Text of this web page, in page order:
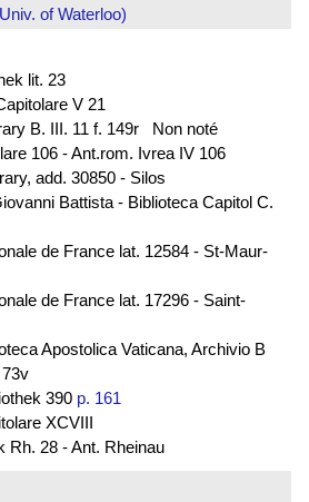
of Waterloo)
lit. 23
V 21
B. III. 11 f. 149r Non noté
106 - Ant.rom. Ivrea IV 106
add. 30850 - Silos
Battista - Biblioteca Capitol C.
de France lat. 12584 - St-Maur-
de France lat. 17296 - Saint-
Apostolica Vaticana, Archivio B
390 p. 161
XCVIII
Rh. 28 - Ant. Rheinau